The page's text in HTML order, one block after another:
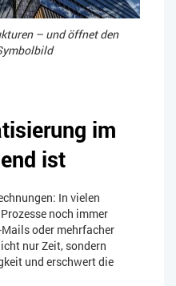
– und öffnet den
im
ist
In vielen
noch immer
oder mehrfacher
nur Zeit, sondern
und erschwert die